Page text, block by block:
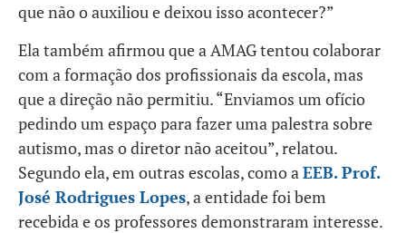
que não o auxiliou e deixou isso acontecer?”
Ela também afirmou que a AMAG tentou colaborar
com a formação dos profissionais da escola, mas
que a direção não permitiu. “Enviamos um ofício
pedindo um espaço para fazer uma palestra sobre
autismo, mas o diretor não aceitou”, relatou.
Segundo ela, em outras escolas, como a EEB. Prof.
José Rodrigues Lopes, a entidade foi bem
recebida e os professores demonstraram interesse.